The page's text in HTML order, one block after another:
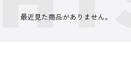
最近見た商品がありません。